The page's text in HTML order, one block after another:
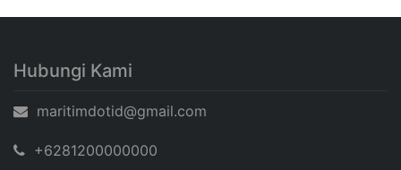
Hubungi Kami
maritimdotid@gmail.com
+6281200000000